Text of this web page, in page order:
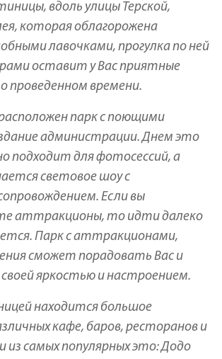
вдоль улицы Терской,
которая облагорожена
лавочками, прогулка по ней
оставит у Вас приятные
проведенном времени.
парк с поющими
администрации. Днем это
подходит для фотосессий, а
световое шоу с
Если вы
аттракционы, то идти далеко
Парк с аттракционами,
сможет порадовать Вас и
своей яркостью и настроением.
находится большое
кафе, баров, ресторанов и
из самых популярных это: Додо